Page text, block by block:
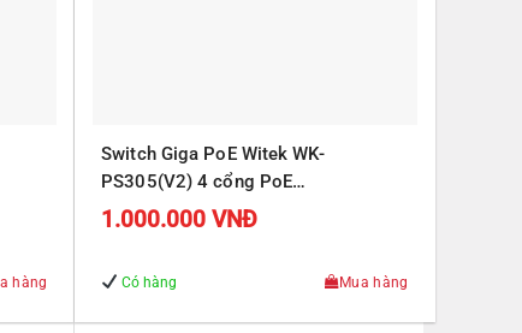
hàng
Switch Giga PoE Witek WK-
PS305(V2) 4 cổng PoE
10/100/1000Mbps, 1 cổng RJ45
1.000.000VNĐ
Có hàng Mua hàng